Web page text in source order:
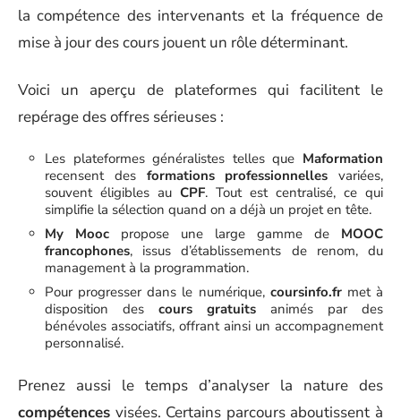
la compétence des intervenants et la fréquence de
mise à jour des cours jouent un rôle déterminant.
Voici un aperçu de plateformes qui facilitent le
repérage des offres sérieuses :
Les plateformes généralistes telles que Maformation
recensent des formations professionnelles variées,
souvent éligibles au CPF. Tout est centralisé, ce qui
simplifie la sélection quand on a déjà un projet en tête.
My Mooc propose une large gamme de MOOC
francophones, issus d’établissements de renom, du
management à la programmation.
Pour progresser dans le numérique, coursinfo.frmet à
disposition des cours gratuits animés par des
bénévoles associatifs, offrant ainsi un accompagnement
personnalisé.
Prenez aussi le temps d’analyser la nature des
compétences visées. Certains parcours aboutissent à